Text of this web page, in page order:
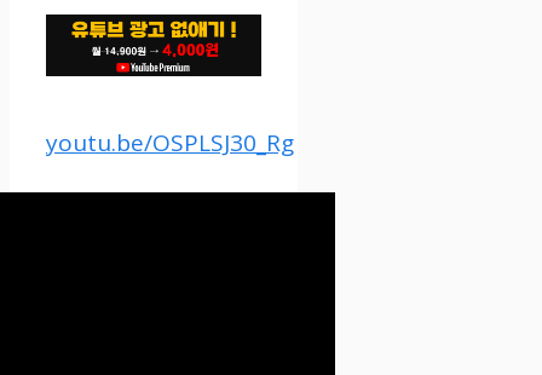
youtu.be/OSPLSJ30_Rg